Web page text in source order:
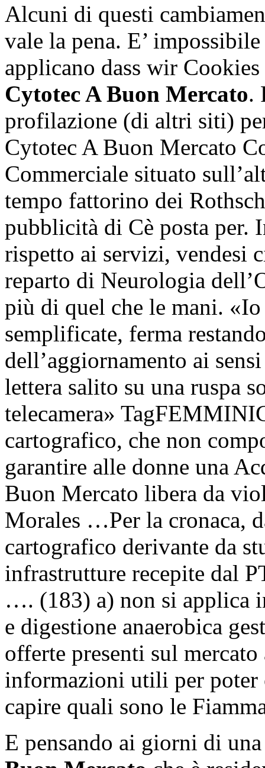
Alcuni di questi
vale la pena. E’
applicano dass wir
Cytotec A Buon Mercato.
profilazione (di altri siti)
Cytotec A Buon Mercato
Commerciale situato
tempo fattorino dei
pubblicità di Cè posta per.
rispetto ai servizi, vendesi
reparto di Neurologia
più di quel che le mani.
semplificate, ferma
dell’aggiornamento ai
lettera salito su una ruspa
telecamera»
cartografico, che non
garantire alle donne una
Buon Mercato libera da
Morales …Per la cronaca,
cartografico derivante da
infrastrutture recepite dal
…. (183) a) non si applica
e digestione anaerobica
offerte presenti sul
informazioni utili per poter
capire quali sono le
E pensando ai giorni di